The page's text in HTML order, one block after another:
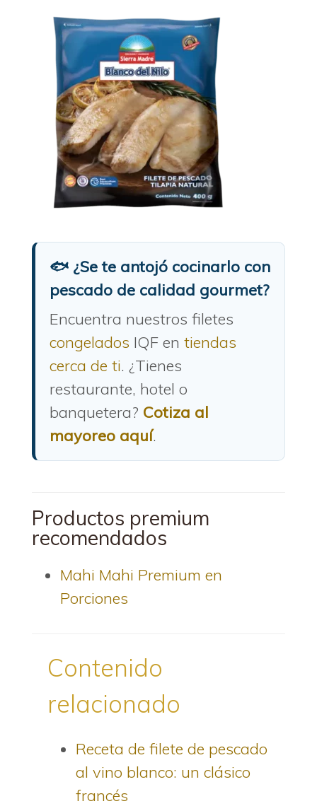
🐟 ¿Se te antojó cocinarlo con
pescado de calidad gourmet?
Encuentra nuestros filetes
congelados IQF en tiendas
cerca de ti. ¿Tienes
restaurante, hotel o
banquetera? Cotiza al
mayoreo aquí.
Productos premium
recomendados
Mahi Mahi Premium en
Porciones
Contenido
relacionado
Receta de filete de pescado
al vino blanco: un clásico
francés